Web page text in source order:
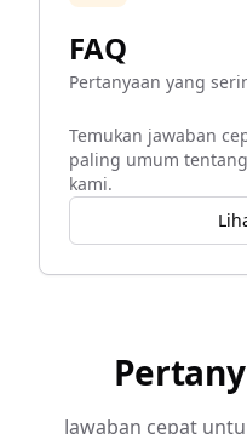
FAQ
Pertanyaan yang
Temukan jawaban
paling umum
kami.
Jawaban cepat